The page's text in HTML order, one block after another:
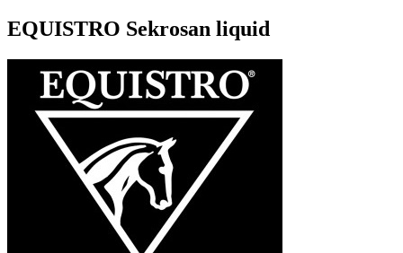
EQUISTRO Sekrosan liquid